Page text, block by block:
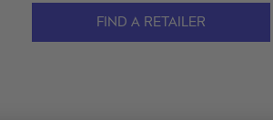
FIND A RETAILER